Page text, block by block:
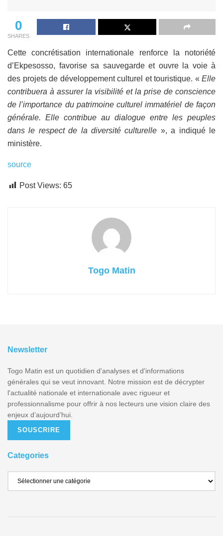
0
SHARES
Cette concrétisation internationale renforce la notoriété
d’Ekpesosso, favorise sa sauvegarde et ouvre la voie à
des projets de développement culturel et touristique. « Elle
contribuera à assurer la visibilité et la prise de conscience
de l’importance du patrimoine culturel immatériel de façon
générale. Elle contribue au dialogue entre les peuples
dans le respect de la diversité culturelle », a indiqué le
ministère.
source
Post Views: 65
Togo Matin
Newsletter
Togo Matin est un quotidien d'analyses et d'informations
générales qui se veut innovant. Notre mission est de décrypter
l'actualité nationale et internationale avec rigueur et
professionnalisme pour offrir à nos lecteurs une vision claire des
enjeux d’aujourd’hui.
SOUSCRIRE
Categories